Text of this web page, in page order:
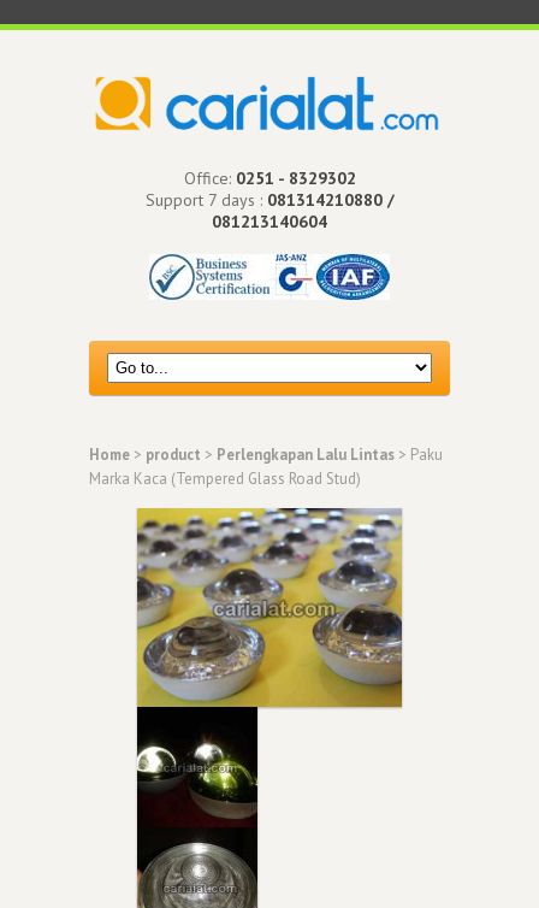
Office: 0251 - 8329302
Support 7 days : 081314210880 /
081213140604
Home > product > Perlengkapan Lalu Lintas > Paku
Marka Kaca (Tempered Glass Road Stud)